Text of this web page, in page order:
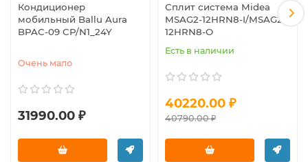
Кондиционер
мобильный Ballu Aura
BPAC-09 CP/N1_24Y
Очень мало
31990.00 ₽
Сплит система Midea
MSAG2-12HRN8-I/MSAG2-
12HRN8-O
Есть в наличии
40220.00 ₽
40790.00 ₽